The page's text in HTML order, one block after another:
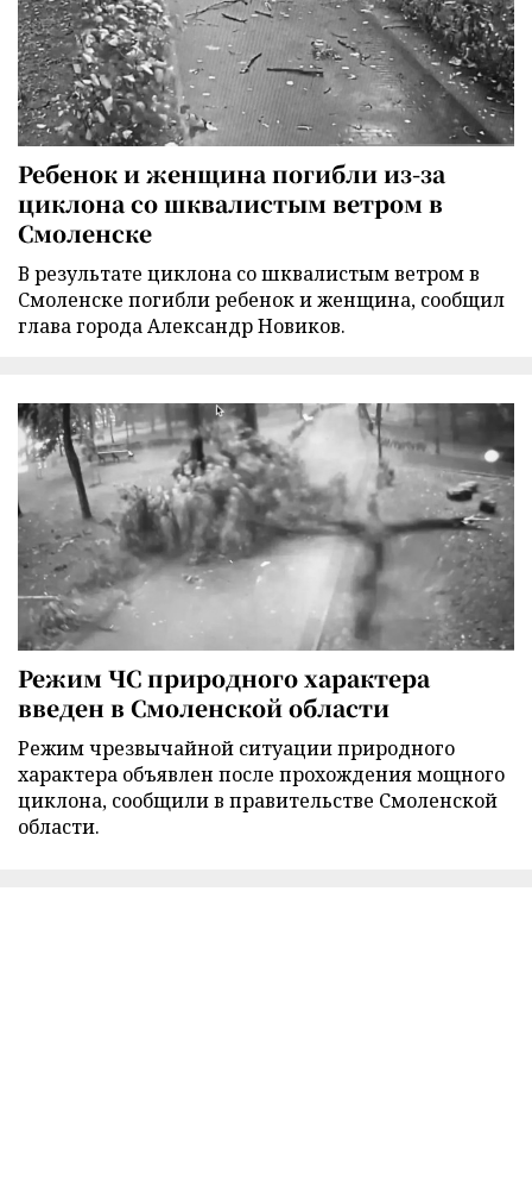
Ребенок и женщина погибли из-за
циклона со шквалистым ветром в
Смоленске
В результате циклона со шквалистым ветром в
Смоленске погибли ребенок и женщина, сообщил
глава города Александр Новиков.
Режим ЧС природного характера
введен в Смоленской области
Режим чрезвычайной ситуации природного
характера объявлен после прохождения мощного
циклона, сообщили в правительстве Смоленской
области.